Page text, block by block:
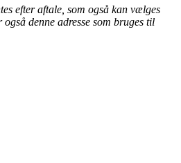
efter aftale, som også kan vælges
denne adresse som bruges til